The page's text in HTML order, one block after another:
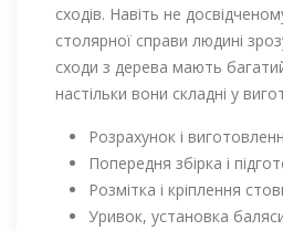
сходів. Навіть не
столярної справи людині
сходи з дерева мають
настільки вони складні у
Розрахунок і
Попередня збірка і
Розмітка і кріплення
Уривок, установка